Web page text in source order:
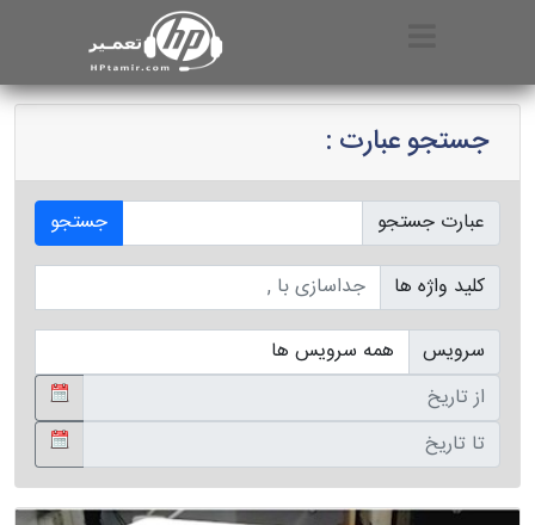
جستجو عبارت :
عبارت جستجو
جستجو
کلید واژه ها
سرویس